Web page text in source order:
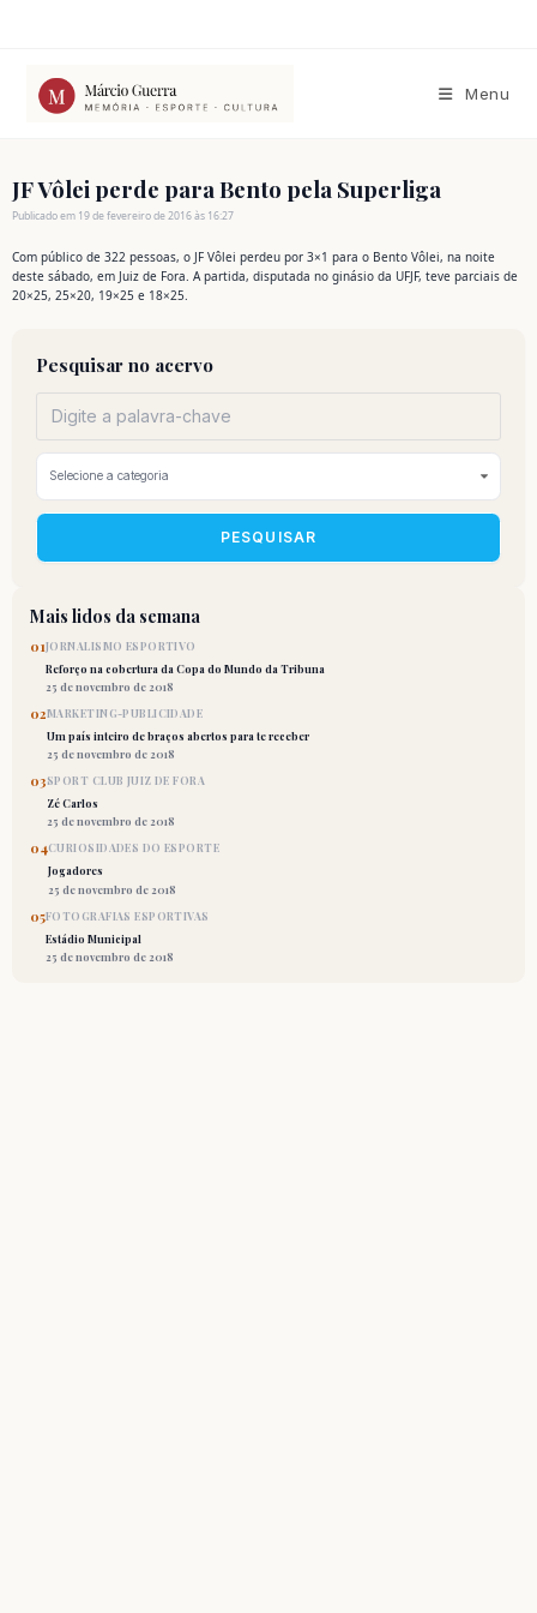
conteúdo
Menu
JF Vôlei perde para Bento pela Superliga
Publicado em 19 de fevereiro de 2016 às 16:27
Com público de 322 pessoas, o JF Vôlei perdeu por 3×1 para o Bento Vôlei, na noite
deste sábado, em Juiz de Fora. A partida, disputada no ginásio da UFJF, teve parciais de
20×25, 25×20, 19×25 e 18×25.
Pesquisar no acervo
PESQUISAR
Mais lidos da semana
01JORNALISMO ESPORTIVO
Reforço na cobertura da Copa do Mundo da Tribuna
25 de novembro de 2018
02MARKETING-PUBLICIDADE
Um país inteiro de braços abertos para te receber
25 de novembro de 2018
03SPORT CLUB JUIZ DE FORA
Zé Carlos
25 de novembro de 2018
04CURIOSIDADES DO ESPORTE
Jogadores
25 de novembro de 2018
05FOTOGRAFIAS ESPORTIVAS
Estádio Municipal
25 de novembro de 2018